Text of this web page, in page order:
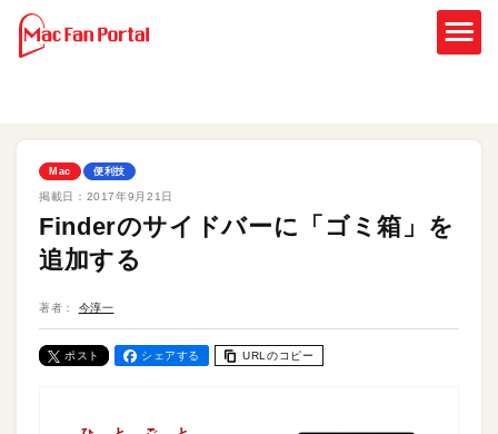
Mac 便利技
掲載日： 2017年9月21日
Finderのサイドバーに「ゴミ箱」を
追加する
著者： 今淳一
ポスト シェアする URLのコピー